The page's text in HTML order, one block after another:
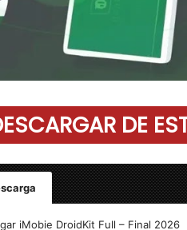
DE
iMobie DroidKit Full – Final 2026